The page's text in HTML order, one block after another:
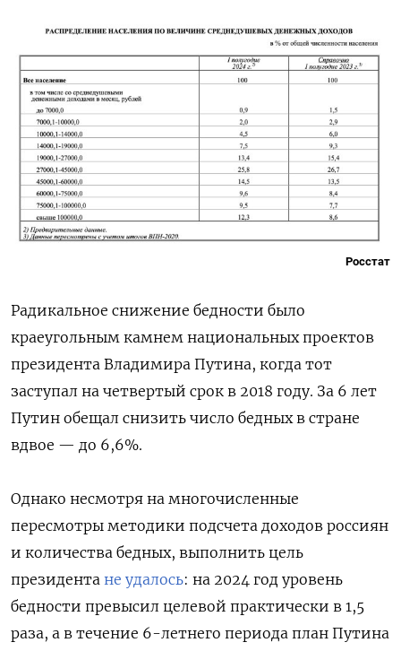
Росстат
Радикальное снижение бедности было
краеугольным камнем национальных проектов
президента Владимира Путина, когда тот
заступал на четвертый срок в 2018 году. За 6 лет
Путин обещал снизить число бедных в стране
вдвое — до 6,6%.
Однако несмотря на многочисленные
пересмотры методики подсчета доходов россиян
и количества бедных, выполнить цель
президента не удалось: на 2024 год уровень
бедности превысил целевой практически в 1,5
раза, а в течение 6-летнего периода план Путина